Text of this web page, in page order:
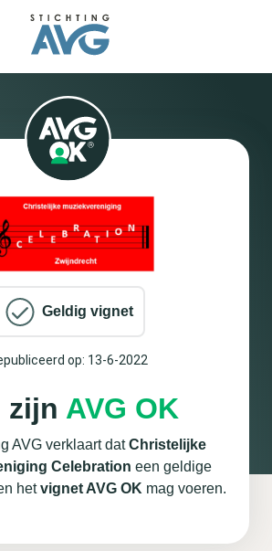
Geldig vignet
op: 13-6-2022
zijn AVG OK
AVG verklaart datChristelijke
Celebration een geldige
hetvignet AVG OK mag voeren.